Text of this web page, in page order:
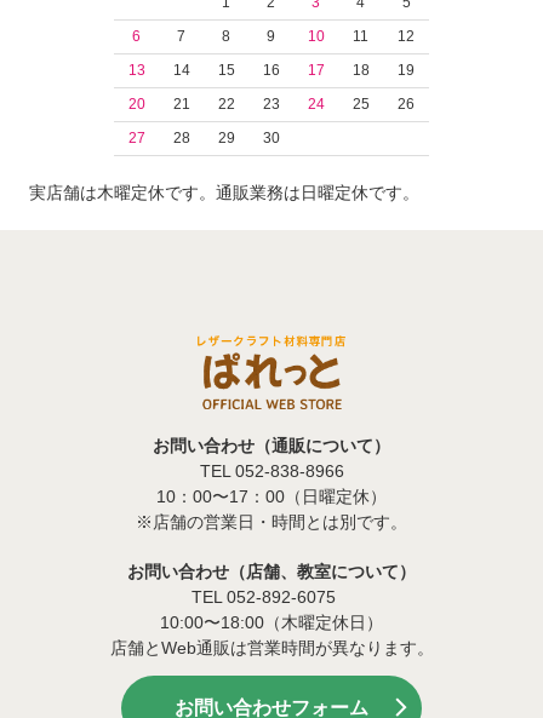
6
7 8 9 10 11
12
13
14 15 16 17 18
19
20
21 22 23 24 25
26
27
28 29 30
実店舗は木曜定休です。通販業務は日曜定休です。
お問い合わせ（通販について）
TEL 052-838-8966
10：00〜17：00（日曜定休）
※店舗の営業日・時間とは別です。
お問い合わせ（店舗、教室について）
TEL 052-892-6075
10:00〜18:00（木曜定休日）
店舗とWeb通販は営業時間が異なります。
お問い合わせフォーム